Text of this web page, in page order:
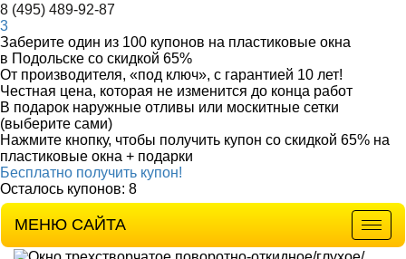
8 (495) 489-92-87
3
Заберите один из 100 купонов на пластиковые окна
в Подольске со скидкой 65%
От производителя, «под ключ», с гарантией 10 лет!
Честная цена, которая не изменится до конца работ
В подарок наружные отливы или москитные сетки
(выберите сами)
Нажмите кнопку, чтобы получить купон со скидкой 65% на
пластиковые окна + подарки
Бесплатно получить купон!
Осталось купонов: 8
МЕНЮ САЙТА